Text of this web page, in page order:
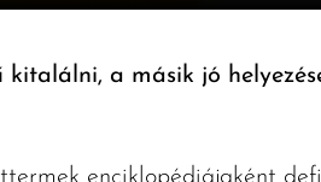
a másik jó
enciklopédiájaként